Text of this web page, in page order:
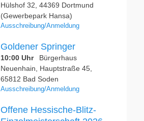
Hülshof 32, 44369 Dortmund
(Gewerbepark Hansa)
Ausschreibung/Anmeldung
Goldener Springer
10:00 Uhr
Bürgerhaus
Neuenhain, Hauptstraße 45,
65812 Bad Soden
Ausschreibung/Anmeldung
Offene Hessische-Blitz-